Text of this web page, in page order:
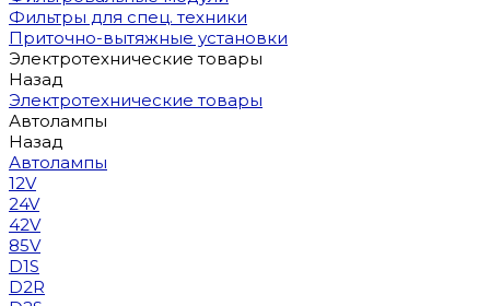
Фильтры для спец. техники
Приточно-вытяжные установки
Электротехнические товары
Назад
Электротехнические товары
Автолампы
Назад
Автолампы
12V
24V
42V
85V
D1S
D2R